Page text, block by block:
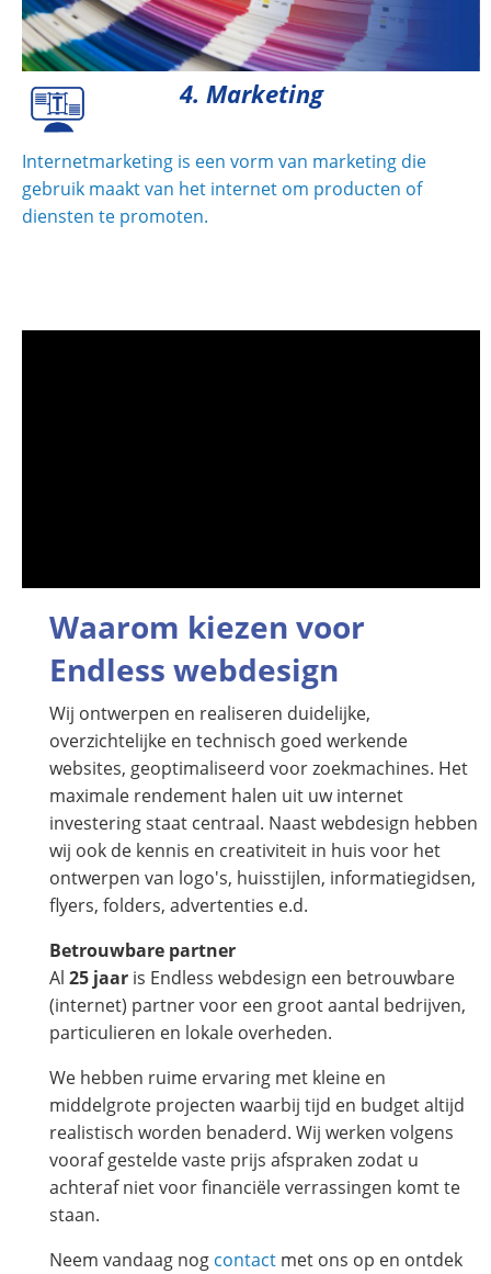
4. Marketing
Internetmarketing is een vorm van marketing die
gebruik maakt van het internet om producten of
diensten te promoten.
Waarom kiezen voor
Endless webdesign
Wij ontwerpen en realiseren duidelijke,
overzichtelijke en technisch goed werkende
websites, geoptimaliseerd voor zoekmachines. Het
maximale rendement halen uit uw internet
investering staat centraal. Naast webdesign hebben
wij ook de kennis en creativiteit in huis voor het
ontwerpen van logo's, huisstijlen, informatiegidsen,
flyers, folders, advertenties e.d.
Betrouwbare partner
Al 25 jaar is Endless webdesign een betrouwbare
(internet) partner voor een groot aantal bedrijven,
particulieren en lokale overheden.
We hebben ruime ervaring met kleine en
middelgrote projecten waarbij tijd en budget altijd
realistisch worden benaderd. Wij werken volgens
vooraf gestelde vaste prijs afspraken zodat u
achteraf niet voor financiële verrassingen komt te
staan.
Neem vandaag nog contact met ons op en ontdek